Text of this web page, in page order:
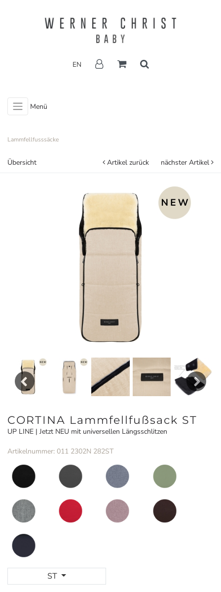
EN
Menü
Lammfellfusssäcke
Übersicht Artikel zurück nächster Artikel
Previous Next
CORTINA Lammfellfußsack ST
UP LINE | Jetzt NEU mit universellen Längsschlitzen
Artikelnummer: 011 2302N 282ST
ST